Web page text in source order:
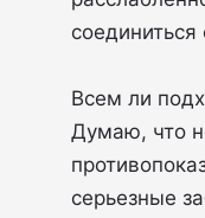
Всем ли
Думаю, что
серьезные